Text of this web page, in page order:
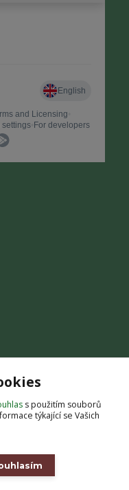
autora je zakázáno.
rychle.cz
s použitím souborů
týkající se Vašich